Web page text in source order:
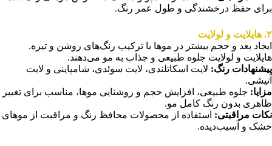
برای حفظ درخشندگی و طول عمر رنگ.
۲. هایلایت و لولایت
ایجاد بعد و حجم بیشتر در موها با ترکیب رنگ‌های روشن و تیره.
هایلایت و لولایت جلوه طبیعی و جذاب به مو می‌دهند.
پیشنهادات رنگ: لایت اسکاتلندی، لایت سوئدی، شامپاینی و لایت
آتیشی.
مزایا: جلوه طبیعی، افزایش حجم و روشنایی موها، مناسب برای تغییر
ظاهری بدون رنگ کامل مو.
نکات مراقبتی: استفاده از محصولات محافظ رنگ و مراقبت از موهای
خشک و آسیب‌دیده.